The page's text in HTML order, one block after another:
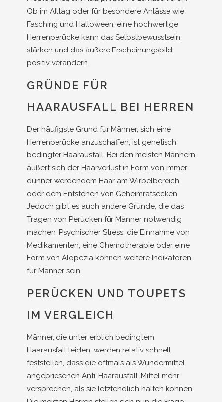
Ob im Alltag oder für besondere Anlässe wie
Fasching und Halloween, eine hochwertige
Herrenperücke kann das Selbstbewusstsein
stärken und das äußere Erscheinungsbild
positiv verändern.
GRÜNDE FÜR
HAARAUSFALL BEI HERREN
Der häufigste Grund für Männer, sich eine
Herrenperücke anzuschaffen, ist genetisch
bedingter Haarausfall. Bei den meisten Männern
äußert sich der Haarverlust in Form von immer
dünner werdendem Haar am Wirbelbereich
oder dem Entstehen von Geheimratsecken.
Jedoch gibt es auch andere Gründe, die das
Tragen von Perücken für Männer notwendig
machen. Psychischer Stress, die Einnahme von
Medikamenten, eine Chemotherapie oder eine
Form von Alopezia können weitere Indikatoren
für Männer sein.
PERÜCKEN UND TOUPETS
IM VERGLEICH
Männer, die unter erblich bedingtem
Haarausfall leiden, werden relativ schnell
feststellen, dass die oftmals als Wundermittel
angepriesenen Anti-Haarausfall-Mittel mehr
versprechen, als sie letztendlich halten können.